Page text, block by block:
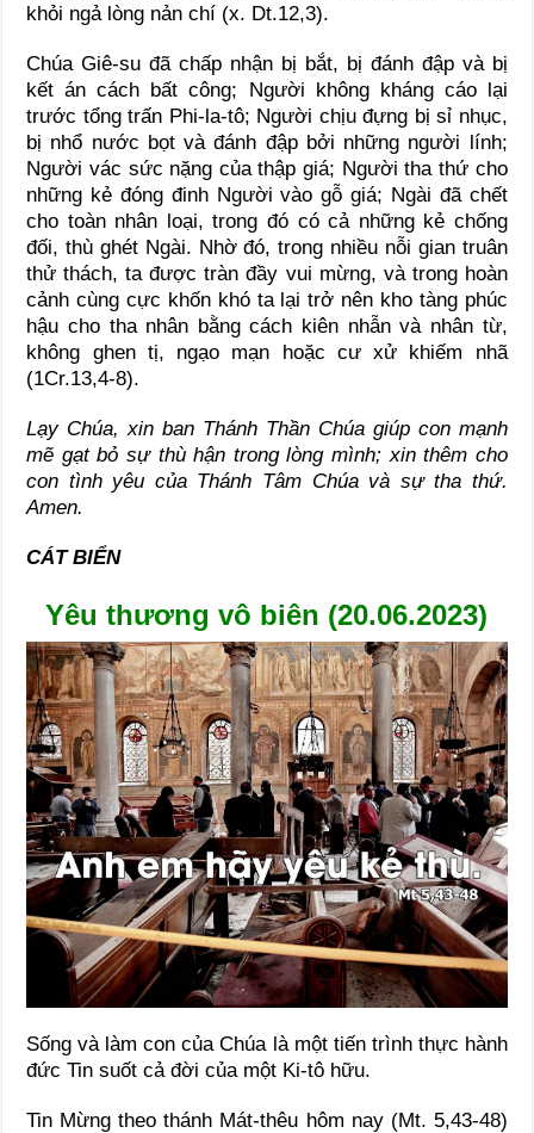
khỏi ngả lòng nản chí (x. Dt.12,3).
Chúa Giê-su đã chấp nhận bị bắt, bị đánh đập và bị
kết án cách bất công; Người không kháng cáo lại
trước tổng trấn Phi-la-tô; Người chịu đựng bị sỉ nhục,
bị nhổ nước bọt và đánh đập bởi những người lính;
Người vác sức nặng của thập giá; Người tha thứ cho
những kẻ đóng đinh Người vào gỗ giá; Ngài đã chết
cho toàn nhân loại, trong đó có cả những kẻ chống
đối, thù ghét Ngài. Nhờ đó, trong nhiều nỗi gian truân
thử thách, ta được tràn đầy vui mừng, và trong hoàn
cảnh cùng cực khốn khó ta lại trở nên kho tàng phúc
hậu cho tha nhân bằng cách kiên nhẫn và nhân từ,
không ghen tị, ngạo mạn hoặc cư xử khiếm nhã
(1Cr.13,4-8).
Lạy Chúa, xin ban Thánh Thần Chúa giúp con mạnh
mẽ gạt bỏ sự thù hận trong lòng mình; xin thêm cho
con tình yêu của Thánh Tâm Chúa và sự tha thứ.
Amen.
CÁT BIỂN
Yêu thương vô biên (20.06.2023)
Sống và làm con của Chúa là một tiến trình thực hành
đức Tin suốt cả đời của một Ki-tô hữu.
Tin Mừng theo thánh Mát-thêu hôm nay (Mt. 5,43-48)